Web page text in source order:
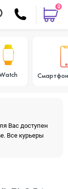
0
Вас доступен
Все курьеры